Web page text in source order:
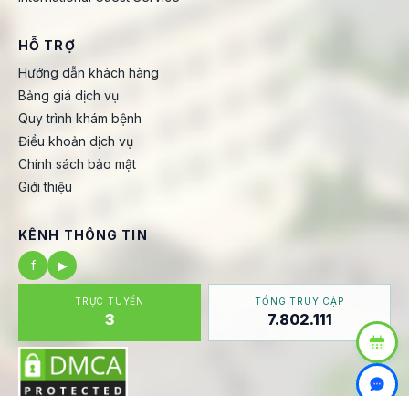
HỖ TRỢ
Hướng dẫn khách hàng
Bảng giá dịch vụ
Quy trình khám bệnh
Điều khoản dịch vụ
Chính sách bảo mật
Giới thiệu
KÊNH THÔNG TIN
f
▶
TRỰC TUYẾN
3
TỔNG TRUY CẬP
7.802.111